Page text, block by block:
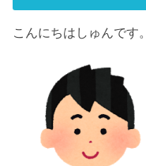
こんにちはしゅんです。